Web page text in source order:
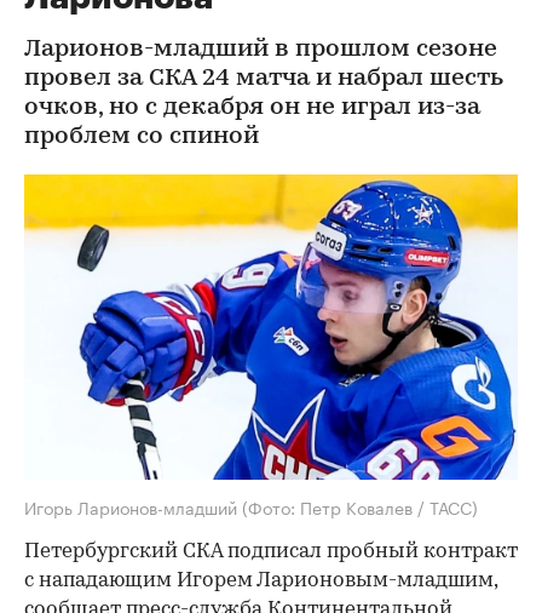
Ларионов-младший в прошлом сезоне
провел за СКА 24 матча и набрал шесть
очков, но с декабря он не играл из-за
проблем со спиной
Игорь Ларионов-младший (Фото: Петр Ковалев / ТАСС)
Петербургский СКА подписал пробный контракт
с нападающим Игорем Ларионовым-младшим,